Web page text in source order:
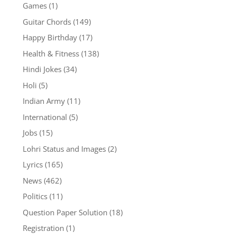
Games(1)
Guitar Chords(149)
Happy Birthday(17)
Health & Fitness(138)
Hindi Jokes(34)
Holi (5)
Indian Army(11)
International (5)
Jobs(15)
Lohri Status and Images(2)
Lyrics(165)
News(462)
Politics(11)
Question Paper Solution (18)
Registration (1)